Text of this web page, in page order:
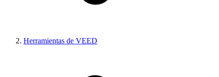
Herramientas de VEED